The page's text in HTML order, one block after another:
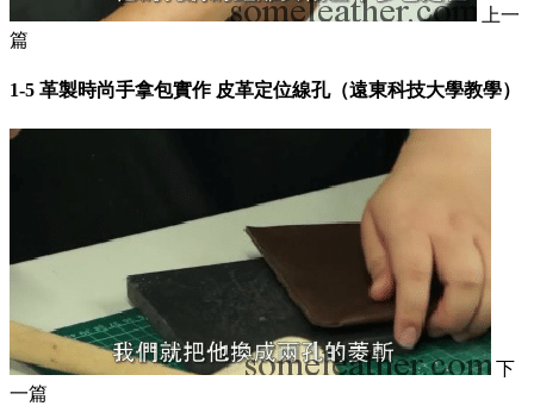
上一
篇
1-5 革製時尚手拿包實作 皮革定位線孔（遠東科技大學教學）
下
一篇